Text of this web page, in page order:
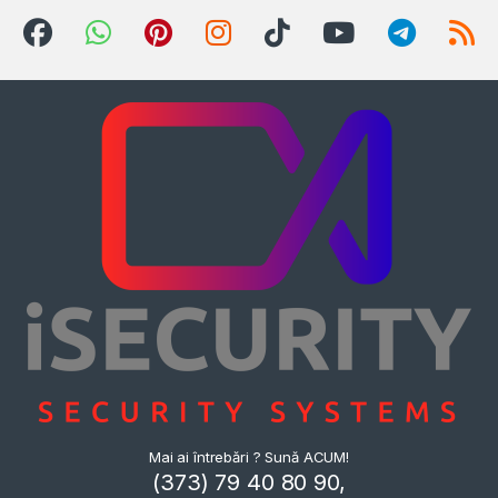
Mai ai întrebări ? Sună ACUM!
(373) 79 40 80 90,